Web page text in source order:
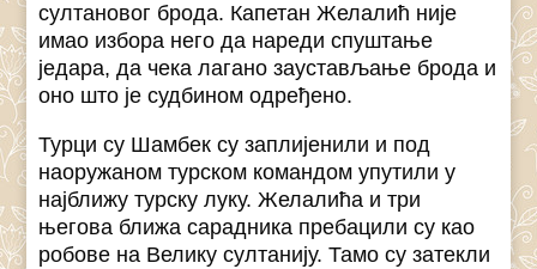
султановог брода. Капетан Желалић није
имао избора него да нареди спуштање
једара, да чека лагано заустављање брода и
оно што је судбином одређено.
Турци су Шамбек су заплијенили и под
наоружаном турском командом упутили у
најближу турску луку. Желалића и три
његова ближа сарадника пребацили су као
робове на Велику султанију. Тамо су затекли